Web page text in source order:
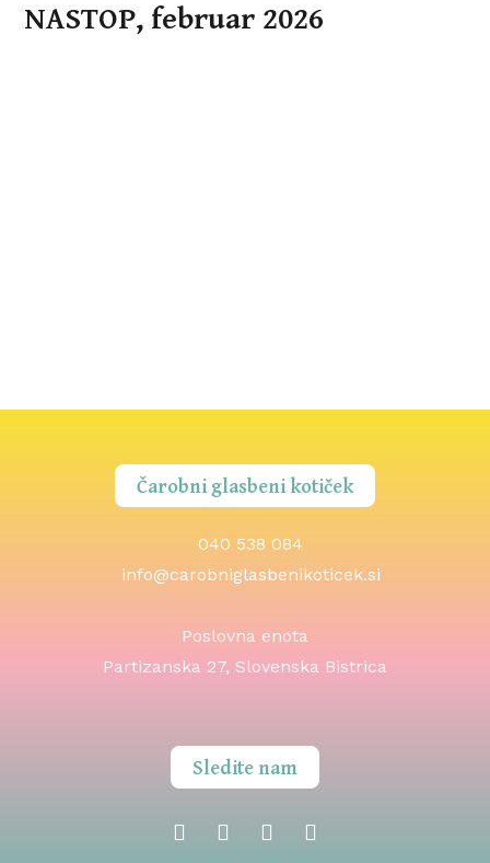
NASTOP, februar 2026
Čarobni glasbeni kotiček
040 538 084
info@carobniglasbenikoticek.si
Poslovna enota
Partizanska 27, Slovenska Bistrica
Sledite nam